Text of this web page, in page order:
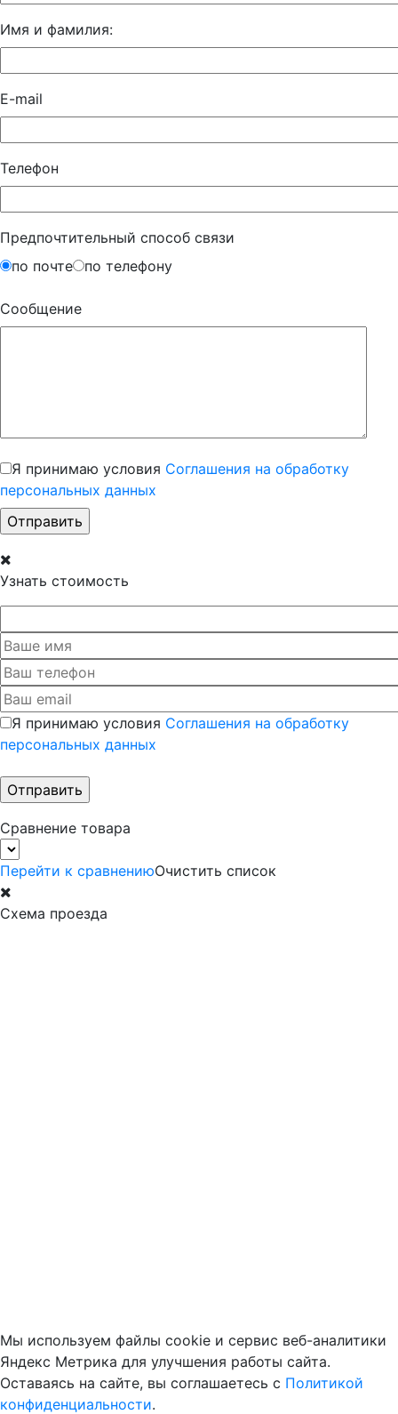
Имя и фамилия:
E-mail
Телефон
Предпочтительный способ связи
по почте
по телефону
Сообщение
Я принимаю условия Соглашения на обработку
персональных данных
Узнать стоимость
Я принимаю условия Соглашения на обработку
персональных данных
Сравнение товара
Перейти к сравнениюОчистить список
Схема проезда
Мы используем файлы cookie и сервис веб-аналитики
Яндекс Метрика для улучшения работы сайта.
Оставаясь на сайте, вы соглашаетесь с Политикой
конфиденциальности.